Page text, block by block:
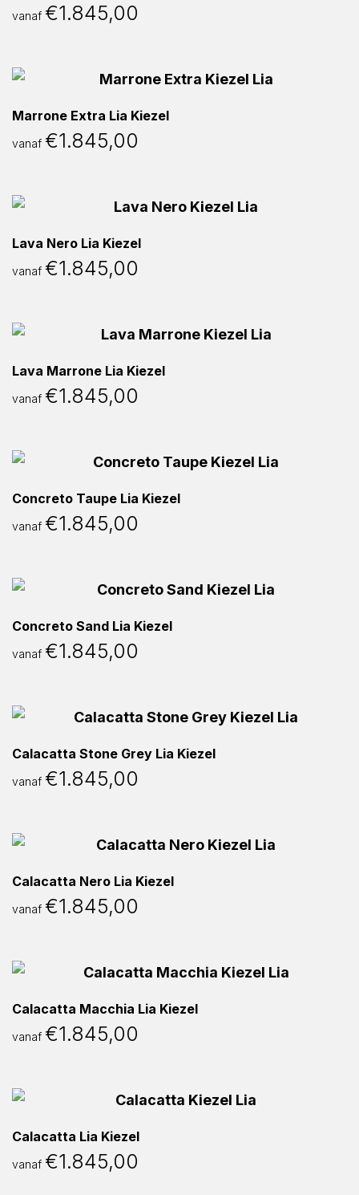
vanaf €1.845,00
Marrone Extra Lia Kiezel
vanaf €1.845,00
Lava Nero Lia Kiezel
vanaf €1.845,00
Lava Marrone Lia Kiezel
vanaf €1.845,00
Concreto Taupe Lia Kiezel
vanaf €1.845,00
Concreto Sand Lia Kiezel
vanaf €1.845,00
Calacatta Stone Grey Lia Kiezel
vanaf €1.845,00
Calacatta Nero Lia Kiezel
vanaf €1.845,00
Calacatta Macchia Lia Kiezel
vanaf €1.845,00
Calacatta Lia Kiezel
vanaf €1.845,00